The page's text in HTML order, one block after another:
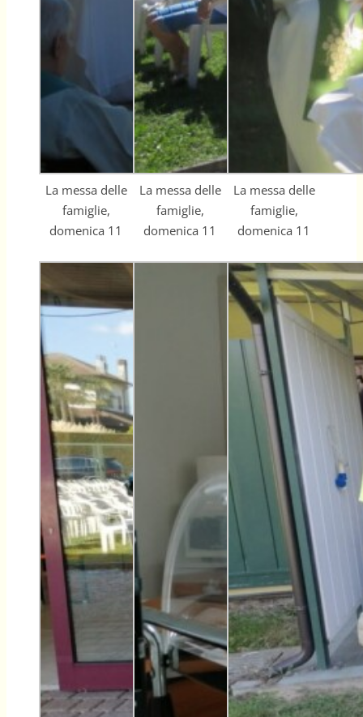
La messa delle
famiglie,
domenica 11
La messa delle
famiglie,
domenica 11
La messa delle
famiglie,
domenica 11